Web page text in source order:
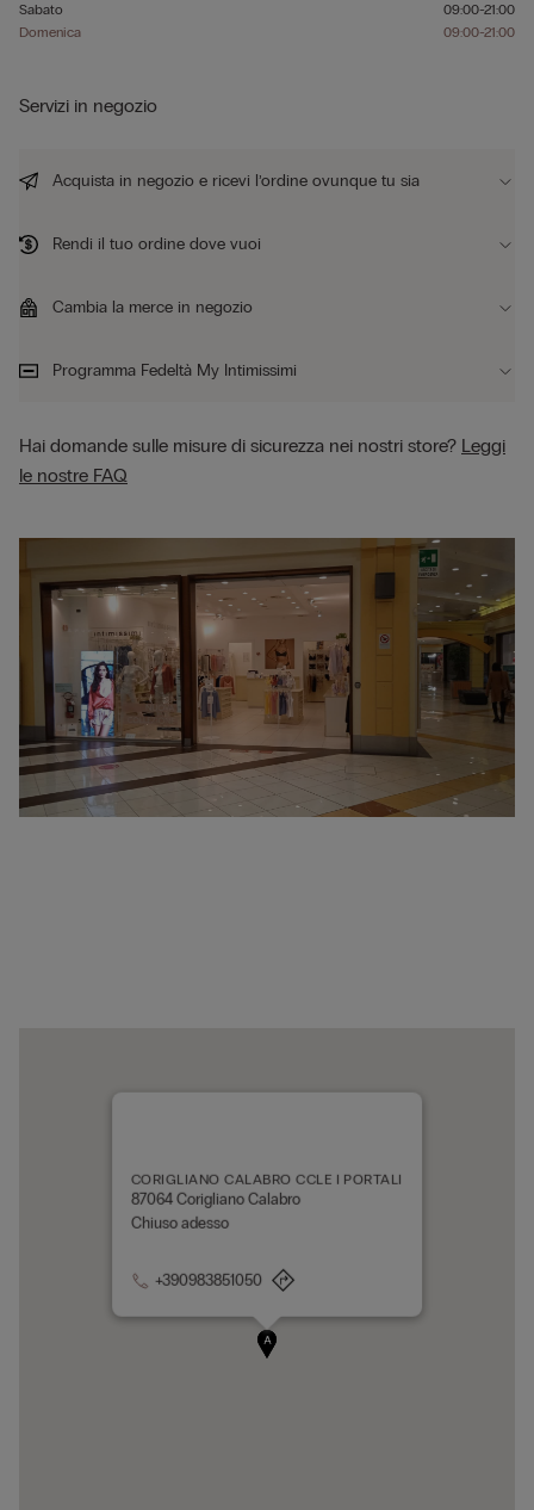
Sabato
09:00-21:00
Domenica
09:00-21:00
A
CORIGLIANO CALABRO CCLE I PORTALI
87064 Corigliano Calabro
Chiuso adesso
+390983851050
Servizi in negozio
Acquista in negozio e ricevi l’ordine ovunque tu sia
Rendi il tuo ordine dove vuoi
Cambia la merce in negozio
Programma Fedeltà My Intimissimi
Hai domande sulle misure di sicurezza nei nostri store? Leggi
le nostre FAQ